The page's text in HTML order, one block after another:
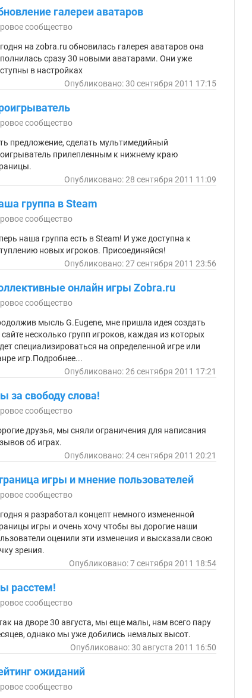
галереи аватаров
сообщество
на zobra.ru обновилась галерея аватаров она
сразу 30 новыми аватарами. Они уже
в настройках
Опубликовано: 30 сентября 2011 17:15
сообщество
предложение, сделать мультимедийный
прилепленным к нижнему краю
Опубликовано: 28 сентября 2011 11:09
группа в Steam
сообщество
наша группа есть в Steam! И уже доступна к
новых игроков. Присоединяйся!
Опубликовано: 27 сентября 2011 23:56
онлайн игры Zobra.ru
сообщество
мысль G.Eugene, мне пришла идея создать
сайте несколько групп игроков, каждая из которых
специализироваться на определенной игре или
игр.Подробнее...
Опубликовано: 26 сентября 2011 17:21
за свободу слова!
сообщество
друзья, мы сняли ограничения для написания
об играх.
Опубликовано: 24 сентября 2011 20:21
игры и мнение пользователей
сообщество
я разработал концепт немного измененной
игры и очень хочу чтобы вы дорогие наши
оценили эти изменения и высказали свою
зрения.
Опубликовано: 7 сентября 2011 18:54
расстем!
сообщество
на дворе 30 августа, мы еще малы, нам всего пару
однако мы уже добились немалых высот.
Опубликовано: 30 августа 2011 16:50
ожиданий
сообщество